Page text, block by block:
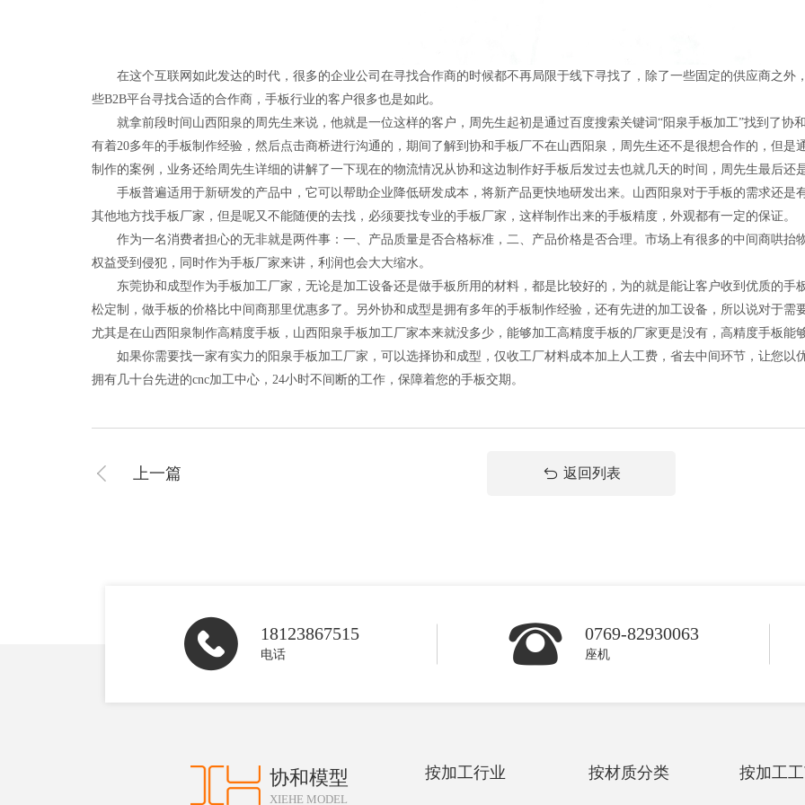
在这个互联网如此发达的时代，很多的企业公司在寻找合作商的时候都不再局限于线下寻找了，除了一些固定的供应商之外
些B2B平台寻找合适的合作商，手板行业的客户很多也是如此。
就拿前段时间山西阳泉的周先生来说，他就是一位这样的客户，周先生起初是通过百度搜索关键词“阳泉手板加工”找到了协
有着20多年的手板制作经验，然后点击商桥进行沟通的，期间了解到协和手板厂不在山西阳泉，周先生还不是很想合作的，但是
制作的案例，业务还给周先生详细的讲解了一下现在的物流情况从协和这边制作好手板后发过去也就几天的时间，周先生最后还
手板普遍适用于新研发的产品中，它可以帮助企业降低研发成本，将新产品更快地研发出来。山西阳泉对于手板的需求还是
其他地方找手板厂家，但是呢又不能随便的去找，必须要找专业的手板厂家，这样制作出来的手板精度，外观都有一定的保证。
作为一名消费者担心的无非就是两件事：一、产品质量是否合格标准，二、产品价格是否合理。市场上有很多的中间商哄抬
权益受到侵犯，同时作为手板厂家来讲，利润也会大大缩水。
东莞协和成型作为手板加工厂家，无论是加工设备还是做手板所用的材料，都是比较好的，为的就是能让客户收到优质的手
松定制，做手板的价格比中间商那里优惠多了。另外协和成型是拥有多年的手板制作经验，还有先进的加工设备，所以说对于需
尤其是在山西阳泉制作高精度手板，山西阳泉手板加工厂家本来就没多少，能够加工高精度手板的厂家更是没有，高精度手板能
如果你需要找一家有实力的阳泉手板加工厂家，可以选择协和成型，仅收工厂材料成本加上人工费，省去中间环节，让您以
拥有几十台先进的cnc加工中心，24小时不间断的工作，保障着您的手板交期。
上一篇 返回列表
18123867515
电话
0769-82930063
座机
协和模型
XIEHE MODEL
按加工行业 按材质分类 按加工